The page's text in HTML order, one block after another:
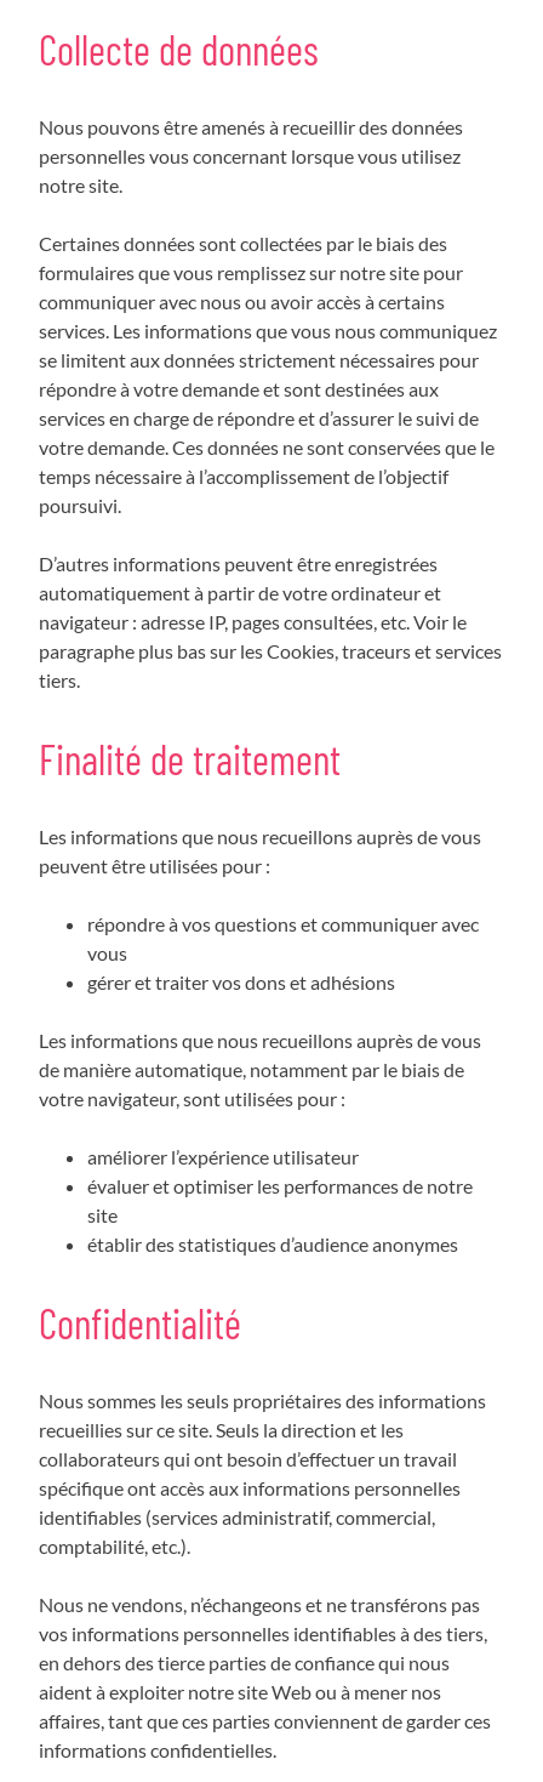
Collecte de données
Nous pouvons être amenés à recueillir des données
personnelles vous concernant lorsque vous utilisez
notre site.
Certaines données sont collectées par le biais des
formulaires que vous remplissez sur notre site pour
communiquer avec nous ou avoir accès à certains
services. Les informations que vous nous communiquez
se limitent aux données strictement nécessaires pour
répondre à votre demande et sont destinées aux
services en charge de répondre et d’assurer le suivi de
votre demande. Ces données ne sont conservées que le
temps nécessaire à l’accomplissement de l’objectif
poursuivi.
D’autres informations peuvent être enregistrées
automatiquement à partir de votre ordinateur et
navigateur : adresse IP, pages consultées, etc. Voir le
paragraphe plus bas sur les Cookies, traceurs et services
tiers.
Finalité de traitement
Les informations que nous recueillons auprès de vous
peuvent être utilisées pour :
répondre à vos questions et communiquer avec
vous
gérer et traiter vos dons et adhésions
Les informations que nous recueillons auprès de vous
de manière automatique, notamment par le biais de
votre navigateur, sont utilisées pour :
améliorer l’expérience utilisateur
évaluer et optimiser les performances de notre
site
établir des statistiques d’audience anonymes
Confidentialité
Nous sommes les seuls propriétaires des informations
recueillies sur ce site. Seuls la direction et les
collaborateurs qui ont besoin d’effectuer un travail
spécifique ont accès aux informations personnelles
identifiables (services administratif, commercial,
comptabilité, etc.).
Nous ne vendons, n’échangeons et ne transférons pas
vos informations personnelles identifiables à des tiers,
en dehors des tierce parties de confiance qui nous
aident à exploiter notre site Web ou à mener nos
affaires, tant que ces parties conviennent de garder ces
informations confidentielles.